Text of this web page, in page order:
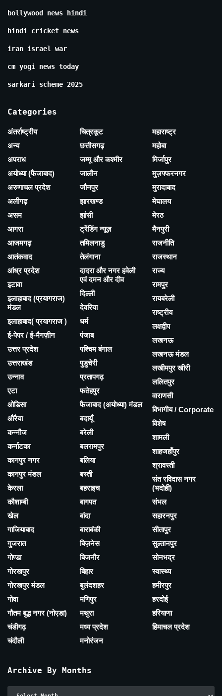
bollywood news hindi
hindi cricket news
iran israel war
cm yogi news today
sarkari scheme 2025
Categories
अंतर्राष्ट्रीय
अन्य
अपराध
अयोध्या (फैजाबाद)
अरुणाचल प्रदेश
अलीगढ़
असम
आगरा
आजमगढ़
आतंकवाद
आंध्र प्रदेश
इटावा
इलाहाबाद (प्रयागराज)
मंडल
इलाहाबाद( प्रयागराज )
ई-पेपर / ई-मैगज़ीन
उत्तर प्रदेश
उत्तराखंड
उन्नाव
एटा
ओडिसा
औरैया
कन्नौज
कर्नाटका
कानपुर नगर
कानपुर मंडल
केरला
कौशाम्बी
खेल
गाजियाबाद
गुजरात
गोण्डा
गोरखपुर
गोरखपुर मंडल
गोवा
गौतम बुद्ध नगर (नोएडा)
चंडीगढ़
चंदौली
चित्रकूट
छत्तीसगढ़
जम्मू और कश्मीर
जालौन
जौनपुर
झारखण्ड
झांसी
ट्रेंडिंग न्यूज़
तमिलनाडु
तेलंगाना
दादरा और नगर हवेली
एवं दमन और दीव
दिल्ली
देवरिया
धर्म
पंजाब
पश्चिम बंगाल
पुडुचेरी
प्रतापगढ़
फतेहपुर
फैजाबाद (अयोध्या) मंडल
बदायूँ
बरेली
बलरामपुर
बलिया
बस्ती
बहराइच
बागपत
बांदा
बाराबंकी
बिज़नेस
बिजनौर
बिहार
बुलंदशहर
मणिपुर
मथुरा
मध्य प्रदेश
मनोरंजन
महाराष्ट्र
महोबा
मिर्जापुर
मुज़फ्फरनगर
मुरादाबाद
मेघालय
मेरठ
मैनपुरी
राजनीति
राजस्थान
राज्य
रामपुर
रायबरेली
राष्ट्रीय
लक्षद्वीप
लखनऊ
लखनऊ मंडल
लखीमपुर खीरी
ललितपुर
वाराणसी
विभागीय / Corporate
विशेष
शामली
शाहजहाँपुर
श्रावस्ती
संत रविदास नगर
(भदोही)
संभल
सहारनपुर
सीतापुर
सुल्तानपुर
सोनभद्र
स्वास्थ्य
हमीरपुर
हरदोई
हरियाणा
हिमाचल प्रदेश
Archive By Months
Archive